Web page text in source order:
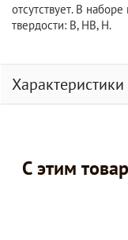
отсутствует. В
твердости: В, НВ, Н.
Характеристики
С этим